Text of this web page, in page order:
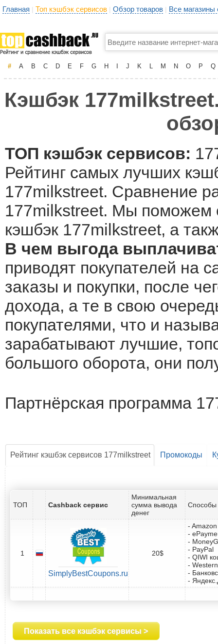
Главная | Топ кэшбэк сервисов | Обзор товаров | Все
# A B C D E F G H J K L M N O P Q
Кэшбэк
ТОП кэшбэк сервисов:
Рейтинг самых лучших
177milkstreet. Сравнение
177milkstreet. Мы поможем
кэшбэк 177milkstreet, а
В чем выгода
приводят покупателей на
заказы и покупки, после
дохода, а те в свою
покупателями, что и
зарабатывают лучшие,
большого оборота, они
Партнёрская программа
Рейтинг кэшбэк сервисов 177milkstreet Промокоды
ТОП Cashback сервис
Минимальная
сумма вывода
денег
Способы
1
SimplyBestCoupons.ru
20$
-
-
-
- PayPal
- QIWI
-
-
-
Показать все кэшбэк сервисы >